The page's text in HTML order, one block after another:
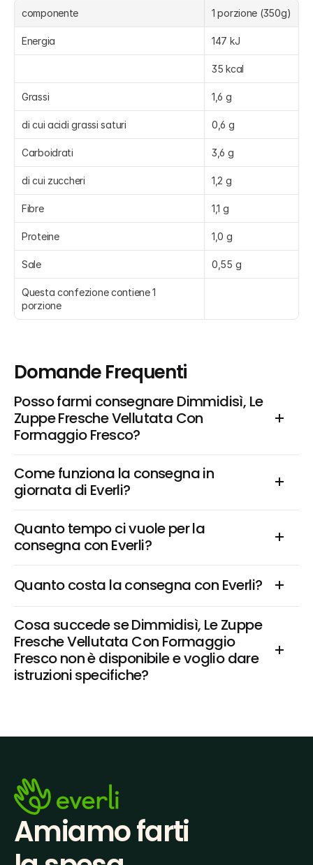
componente 1 porzione (350g)
Energia 147 kJ
35 kcal
Grassi 1,6 g
di cui acidi grassi saturi 0,6 g
Carboidrati 3,6 g
di cui zuccheri 1,2 g
Fibre 1,1 g
Proteine 1,0 g
Sale 0,55 g
Questa confezione contiene 1
porzione
Domande Frequenti
Posso farmi consegnare Dimmidisì, Le
Zuppe Fresche Vellutata Con
Formaggio Fresco?
Come funziona la consegna in
giornata di Everli?
Quanto tempo ci vuole per la
consegna con Everli?
Quanto costa la consegna con Everli?
Cosa succede se Dimmidisì, Le Zuppe
Fresche Vellutata Con Formaggio
Fresco non è disponibile e voglio dare
istruzioni specifiche?
Amiamo farti